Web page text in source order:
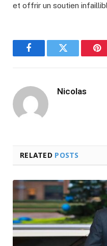
et offrir un soutien
FacebookTwitter
Nicolas
RELATED POSTS